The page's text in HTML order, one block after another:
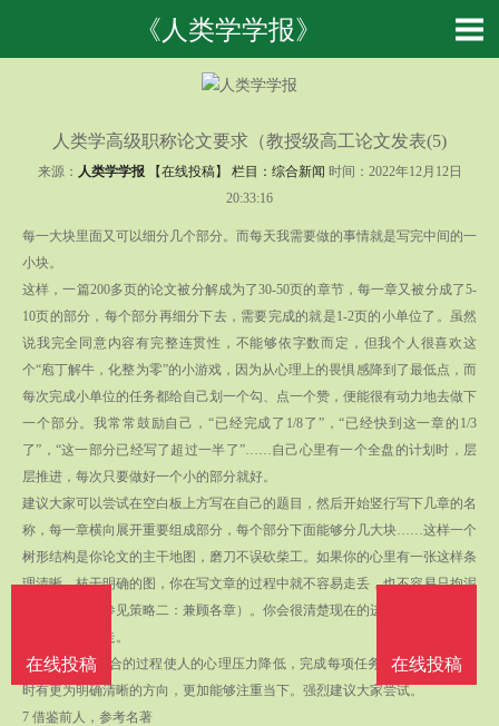
《人类学学报》
人类学高级职称论文要求（教授级高工论文发表(5)
来源： 人类学学报 【在线投稿】 栏目： 综合新闻 时间：2022年12月12日
20:33:16
每一大块里面又可以细分几个部分。而每天我需要做的事情就是写完中间的一
小块。
这样，一篇200多页的论文被分解成为了30-50页的章节，每一章又被分成了5-
10页的部分，每个部分再细分下去，需要完成的就是1-2页的小单位了。虽然
说我完全同意内容有完整连贯性，不能够依字数而定，但我个人很喜欢这
个“庖丁解牛，化整为零”的小游戏，因为从心理上的畏惧感降到了最低点，而
每次完成小单位的任务都给自己划一个勾、点一个赞，便能很有动力地去做下
一个部分。我常常鼓励自己，“已经完成了1/8了”，“已经快到这一章的1/3
了”，“这一部分已经写了超过一半了”……自己心里有一个全盘的计划时，层
层推进，每次只要做好一个小的部分就好。
建议大家可以尝试在空白板上方写在自己的题目，然后开始竖行写下几章的名
称，每一章横向展开重要组成部分，每个部分下面能够分几大块……这样一个
树形结构是你论文的主干地图，磨刀不误砍柴工。如果你的心里有一张这样条
理清晰、枝干明确的图，你在写文章的过程中就不容易走丢，也不容易只拘泥
于一个部分（参见策略二：兼顾各章）。你会很清楚现在的进度在哪里，下一
步往哪个方向走。
这种分解-再整合的过程使人的心理压力降低，完成每项任务成就感提高，同
时有更为明确清晰的方向，更加能够注重当下。强烈建议大家尝试。
7 借鉴前人，参考名著
在线投稿
在线投稿